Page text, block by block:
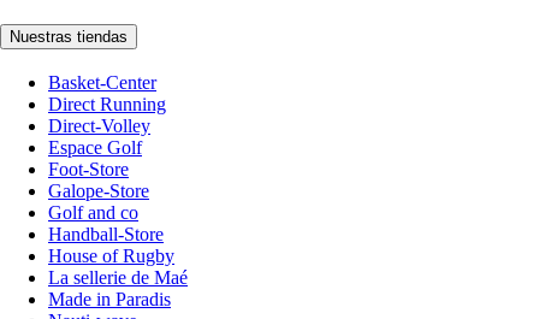
Nuestras tiendas
Basket-Center
Direct Running
Direct-Volley
Espace Golf
Foot-Store
Galope-Store
Golf and co
Handball-Store
House of Rugby
La sellerie de Maé
Made in Paradis